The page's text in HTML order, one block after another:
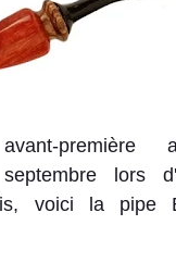
première
lors
voici la pipe